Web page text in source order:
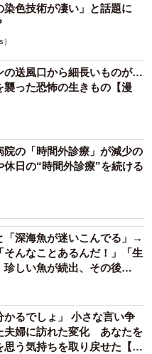
色技術が凄い」と話題に
の送風口から細長いものが…
襲った恐怖の生きもの【漫
院の「時間外診療」が減少の
日の“時間外診療”を続ける
「深海魚が迷いこんでる」→
そんなことあるんだ！」「生
しい魚が続出、その後
かるでしょ」 小さな言い争
夫婦に訪れた変化 あなたを
思う気持ちを取り戻せた【漫